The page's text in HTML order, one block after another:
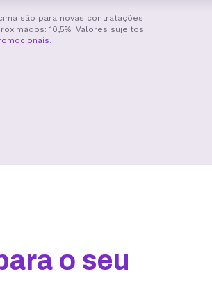
são para novas contratações
10,5%. Valores sujeitos
o seu